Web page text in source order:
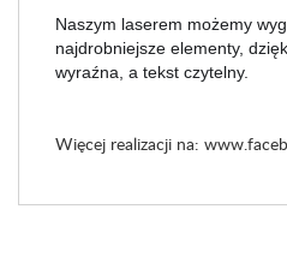
Naszym laserem możemy
najdrobniejsze elementy,
wyraźna, a tekst czytelny.
Więcej realizacji na: